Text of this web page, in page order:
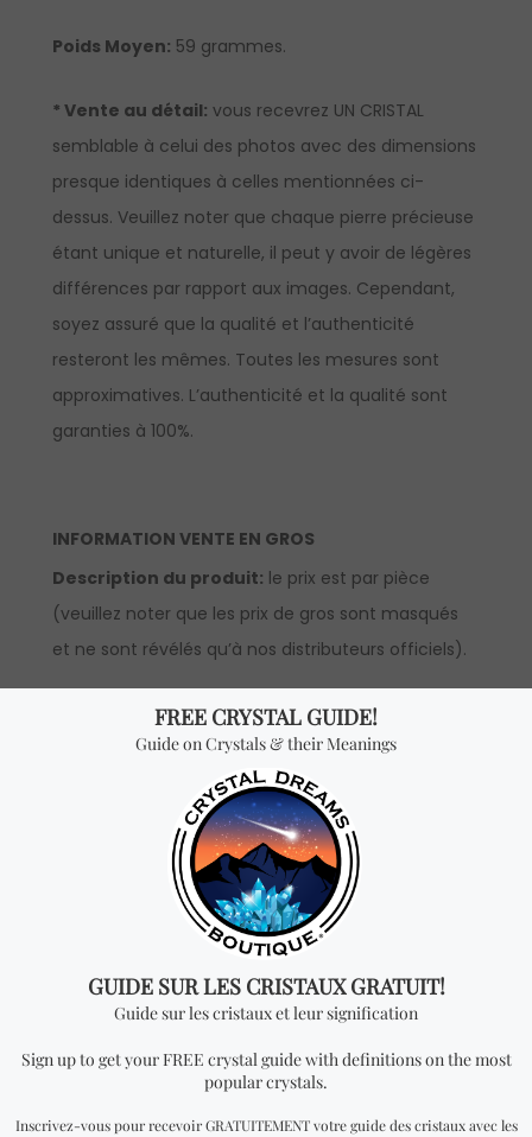
Poids Moyen: 59 grammes.
* Vente au détail: vous recevrez UN CRISTAL
semblable à celui des photos avec des dimensions
presque identiques à celles mentionnées ci-
dessus. Veuillez noter que chaque pierre précieuse
étant unique et naturelle, il peut y avoir de légères
différences par rapport aux images. Cependant,
soyez assuré que la qualité et l’authenticité
resteront les mêmes. Toutes les mesures sont
approximatives. L’authenticité et la qualité sont
garanties à 100%.
INFORMATION VENTE EN GROS
Description du produit: le prix est par pièce
(veuillez noter que les prix de gros sont masqués
et ne sont révélés qu’à nos distributeurs officiels).
*Vente en gros:le prix est par pièce et vous
recevrez UN CRISTAL pour chaque quantité ajoutée.
Pour pouvoir voir les prix de gros, vous devrez faire
une demande pour devenir un distributeur officiel.
Vous cherchez quelque
chose de spécial? Jetez
un coup d'œil à nos
produits les plus
vendus!